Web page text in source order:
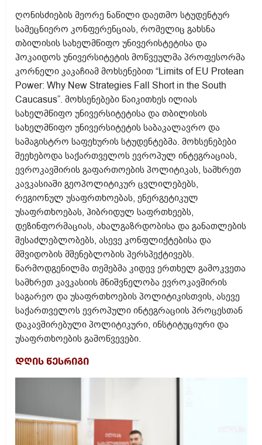
ღონისძიების მეორე ნაწილი დაეთმო სტუდენტურ
სამეცნიერო კონფერენციას, რომელიც გახსნა
თბილისის სახელმწიფო უნივერისტეტისა და
ჰოკაიდოს უნივერსიტეტის მოწვეულმა პროფესორმა
კორნელი კაკაჩიამ მოხსენებით “Limits of EU Protean
Power: Why New Strategies Fall Short in the South
Caucasus”. მოხსენებები წაიკითხეს ილიას
სახელმწიფო უნივერსიტეტისა და თბილისის
სახელმწიფო უნივერსიტეტის საბაკალავრო და
სამაგისტრო საფეხურის სტუდენტებმა. მოხსენებები
შეეხებოდა საქართველოს ევროპულ ინტეგრაციას,
ევროკავშირის გაფართოების პოლიტიკას, სამხრეთ
კავკასიაში გეოპოლიტიკურ ცვლილებებს,
რეგიონულ უსაფრთხოებას, ენერგეტიკულ
უსაფრთხოებას, ჰიბრიდულ საფრთხეებს,
დეზინფორმაციას, ახალგაზრდობისა და განათლების
შესაძლებლობებს, ასევე კონფლიქტებისა და
მშვიდობის მშენებლობის პერსპექტივებს.
წარმოდგენილმა თემებმა კიდევ ერთხელ გამოკვეთა
სამხრეთ კავკასიის მნიშვნელობა ევროკავშირის
საგარეო და უსაფრთხოების პოლიტიკისთვის, ასევე
საქართველოს ევროპული ინტეგრაციის პროცესთან
დაკავშირებული პოლიტიკური, ინსტიტუციური და
უსაფრთხოების გამოწვევები.
დღის წესრიგი